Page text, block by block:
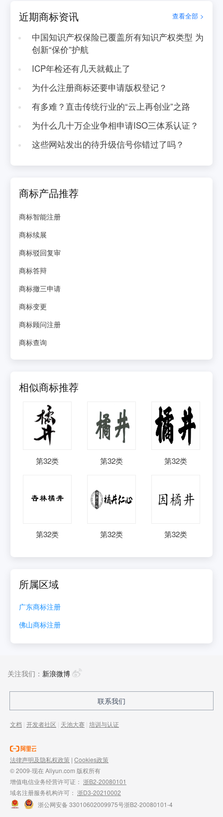
近期商标资讯 查看全部 >
中国知识产权保险已覆盖所有知识产权类型 为
创新“保价”护航
ICP年检还有几天就截止了
为什么注册商标还要申请版权登记？
有多难？直击传统行业的“云上再创业”之路
为什么几十万企业争相申请ISO三体系认证？
这些网站发出的待升级信号你错过了吗？
商标产品推荐
商标智能注册
商标续展
商标驳回复审
商标答辩
商标撤三申请
商标变更
商标顾问注册
商标查询
相似商标推荐
第32类 第32类 第32类
第32类 第32类 第32类
所属区域
广东商标注册
佛山商标注册